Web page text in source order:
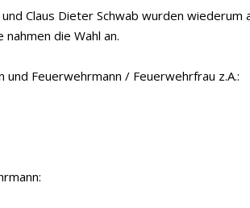
Claus Dieter Schwab wurden wiederum
nahmen die Wahl an.
und Feuerwehrmann / Feuerwehrfrau z.A.: